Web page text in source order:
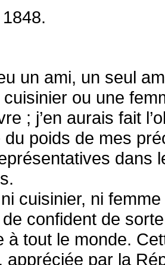
un ami, un seul
cuisinier ou une
; j’en aurais fait
du poids de mes
dans
ni cuisinier, ni
confident de
à tout le monde.
appréciée par la